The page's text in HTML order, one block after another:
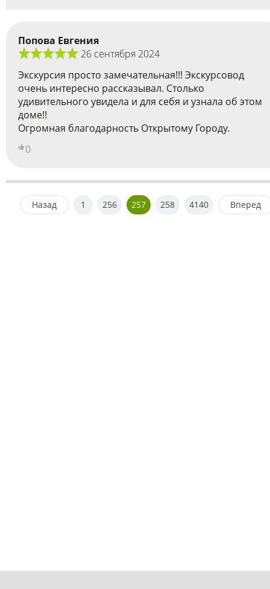
Попова Евгения
26 сентября 2024
Экскурсия просто замечательная!!! Экскурсовод
очень интересно рассказывал. Столько
удивительного увидела и для себя и узнала об этом
доме!!
Огромная благодарность Открытому Городу.
0
Назад 1 256 257 258 4140 Вперед